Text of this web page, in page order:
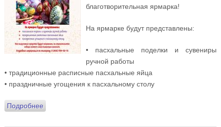
благотворительная ярмарка!
На ярмарке будут представлены:
• пасхальные поделки и сувениры
ручной работы
• традиционные расписные пасхальные яйца
• праздничные угощения к пасхальному столу
Подробнеео Приглашаем на Пасхальную благотворительную